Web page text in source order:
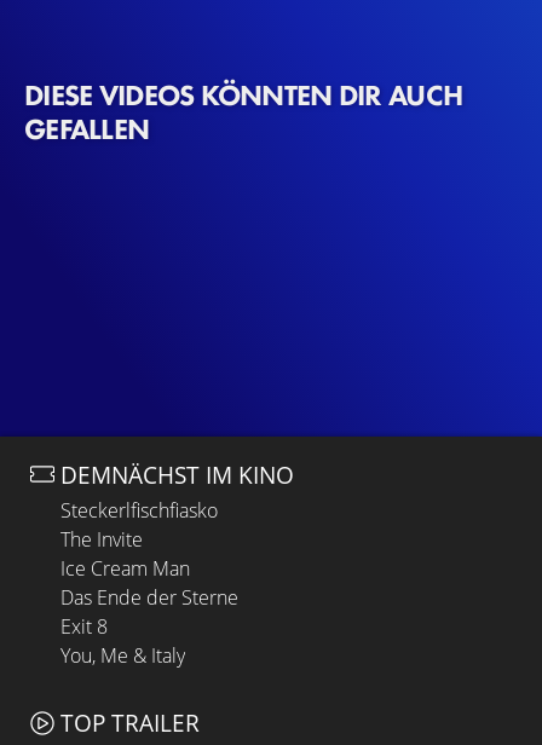
DIESE VIDEOS KÖNNTEN DIR AUCH
GEFALLEN
DEMNÄCHST IM KINO
Steckerlfischfiasko
The Invite
Ice Cream Man
Das Ende der Sterne
Exit 8
You, Me & Italy
TOP TRAILER